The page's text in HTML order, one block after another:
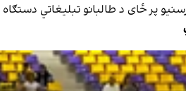
پر ځای د طالبانو تبلیغاتي